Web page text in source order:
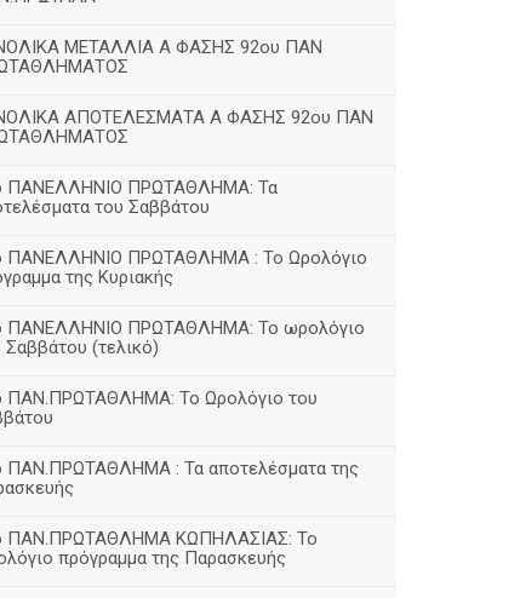
ΜΕΤΑΛΛΙΑ Α ΦΑΣΗΣ 92ου ΠΑΝ
ΑΠΟΤΕΛΕΣΜΑΤΑ Α ΦΑΣΗΣ 92ου ΠΑΝ
ΠΑΝΕΛΛΗΝΙΟ ΠΡΩΤΑΘΛΗΜΑ: Τα
του Σαββάτου
ΠΑΝΕΛΛΗΝΙΟ ΠΡΩΤΑΘΛΗΜΑ : Το Ωρολόγιο
της Κυριακής
ΠΑΝΕΛΛΗΝΙΟ ΠΡΩΤΑΘΛΗΜΑ: Το ωρολόγιο
Σαββάτου (τελικό)
ΠΑΝ.ΠΡΩΤΑΘΛΗΜΑ: Το Ωρολόγιο του
ΠΑΝ.ΠΡΩΤΑΘΛΗΜΑ : Τα αποτελέσματα της
ΠΑΝ.ΠΡΩΤΑΘΛΗΜΑ ΚΩΠΗΛΑΣΙΑΣ: Το
πρόγραμμα της Παρασκευής